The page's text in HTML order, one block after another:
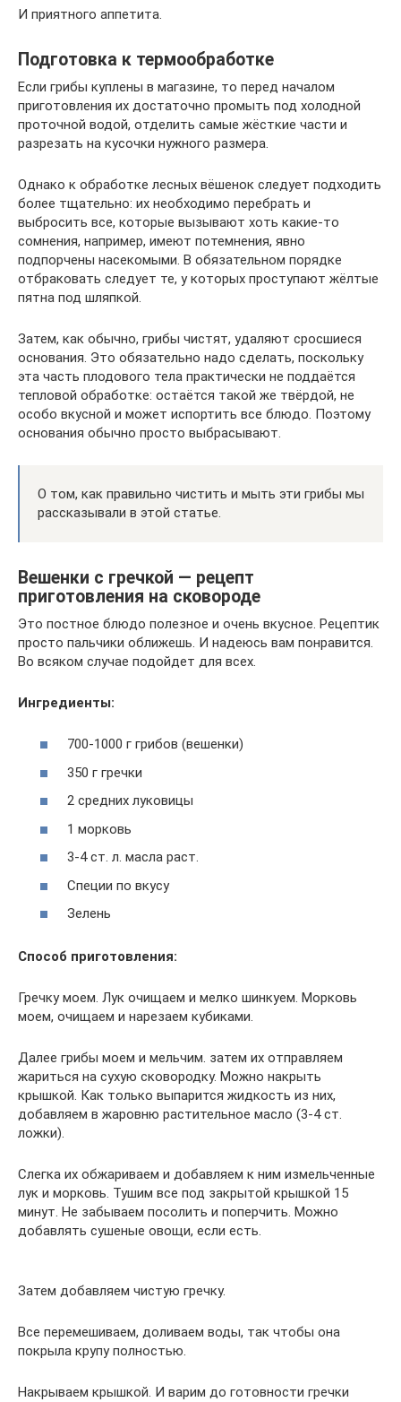
И приятного аппетита.
Подготовка к термообработке
Если грибы куплены в магазине, то перед началом
приготовления их достаточно промыть под холодной
проточной водой, отделить самые жёсткие части и
разрезать на кусочки нужного размера.
Однако к обработке лесных вёшенок следует подходить
более тщательно: их необходимо перебрать и
выбросить все, которые вызывают хоть какие-то
сомнения, например, имеют потемнения, явно
подпорчены насекомыми. В обязательном порядке
отбраковать следует те, у которых проступают жёлтые
пятна под шляпкой.
Затем, как обычно, грибы чистят, удаляют сросшиеся
основания. Это обязательно надо сделать, поскольку
эта часть плодового тела практически не поддаётся
тепловой обработке: остаётся такой же твёрдой, не
особо вкусной и может испортить все блюдо. Поэтому
основания обычно просто выбрасывают.
О том, как правильно чистить и мыть эти грибы мы
рассказывали в этой статье.
Вешенки с гречкой — рецепт
приготовления на сковороде
Это постное блюдо полезное и очень вкусное. Рецептик
просто пальчики оближешь. И надеюсь вам понравится.
Во всяком случае подойдет для всех.
Ингредиенты:
700-1000 г грибов (вешенки)
350 г гречки
2 средних луковицы
1 морковь
3-4 ст. л. масла раст.
Специи по вкусу
Зелень
Способ приготовления:
Гречку моем. Лук очищаем и мелко шинкуем. Морковь
моем, очищаем и нарезаем кубиками.
Далее грибы моем и мельчим. затем их отправляем
жариться на сухую сковородку. Можно накрыть
крышкой. Как только выпарится жидкость из них,
добавляем в жаровню растительное масло (3-4 ст.
ложки).
Слегка их обжариваем и добавляем к ним измельченные
лук и морковь. Тушим все под закрытой крышкой 15
минут. Не забываем посолить и поперчить. Можно
добавлять сушеные овощи, если есть.
Затем добавляем чистую гречку.
Все перемешиваем, доливаем воды, так чтобы она
покрыла крупу полностью.
Накрываем крышкой. И варим до готовности гречки